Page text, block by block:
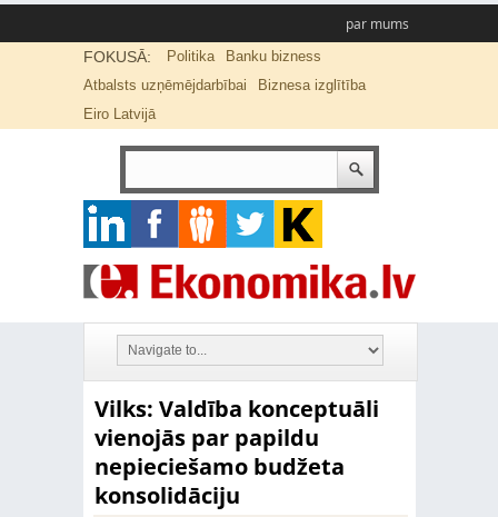
par mums
FOKUSĀ: Politika
Banku bizness
Atbalsts uzņēmējdarbībai
Biznesa izglītība
Eiro Latvijā
Vilks: Valdība konceptuāli
vienojās par papildu
nepieciešamo budžeta
konsolidāciju